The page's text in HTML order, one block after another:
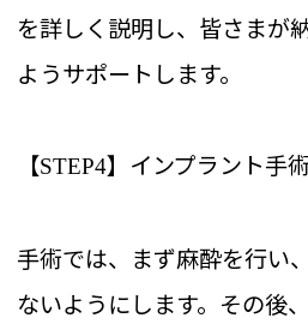
を詳しく説明し、皆さまが
ようサポートします。
【STEP4】インプラント手術
手術では、まず麻酔を行い
ないようにします。その後